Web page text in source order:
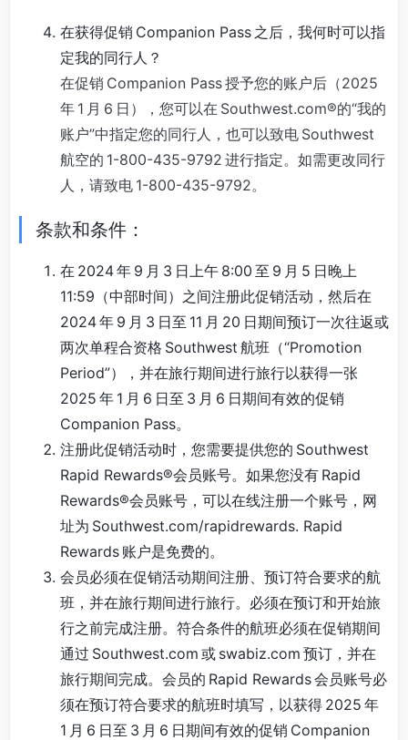
在获得促销 Companion Pass 之后，我何时可以指
定我的同行人？
在促销 Companion Pass 授予您的账户后（2025
年 1 月 6 日），您可以在 Southwest.com®的“我的
账户”中指定您的同行人，也可以致电 Southwest
航空的 1-800-435-9792 进行指定。如需更改同行
人，请致电 1-800-435-9792。
条款和条件：
在 2024 年 9 月 3 日上午 8:00 至 9 月 5 日晚上
11:59（中部时间）之间注册此促销活动，然后在
2024 年 9 月 3 日至 11 月 20 日期间预订一次往返或
两次单程合资格 Southwest 航班（“Promotion
Period”），并在旅行期间进行旅行以获得一张
2025 年 1 月 6 日至 3 月 6 日期间有效的促销
Companion Pass。
注册此促销活动时，您需要提供您的 Southwest
Rapid Rewards®会员账号。如果您没有 Rapid
Rewards®会员账号，可以在线注册一个账号，网
址为 Southwest.com/rapidrewards. Rapid
Rewards 账户是免费的。
会员必须在促销活动期间注册、预订符合要求的航
班，并在旅行期间进行旅行。必须在预订和开始旅
行之前完成注册。符合条件的航班必须在促销期间
通过 Southwest.com 或 swabiz.com 预订，并在
旅行期间完成。会员的 Rapid Rewards 会员账号必
须在预订符合要求的航班时填写，以获得 2025 年
1 月 6 日至 3 月 6 日期间有效的促销 Companion